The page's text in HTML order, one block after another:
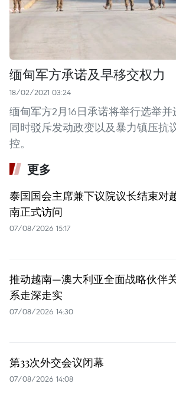
缅甸军方承诺及早移交权力
18/02/2021 03:24
缅甸军方2月16日承诺将举行选举并
同时驳斥发动政变以及暴力镇压抗
控。
更多
泰国国会主席兼下议院议长结束对
南正式访问
07/08/2026 15:17
推动越南—澳大利亚全面战略伙伴
系走深走实
07/08/2026 14:30
第33次外交会议闭幕
07/08/2026 14:08